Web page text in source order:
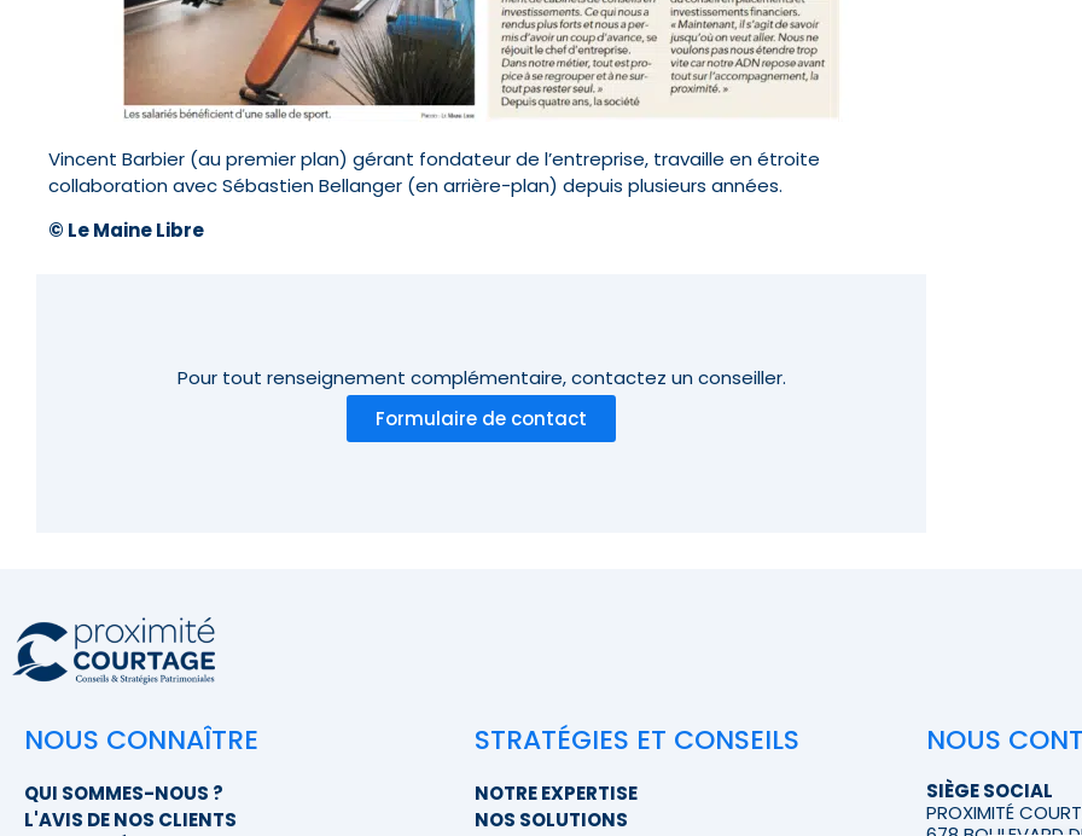
Vincent Barbier (au premier plan) gérant fondateur de l’entreprise, travaille en étroite
collaboration avec Sébastien Bellanger (en arrière-plan) depuis plusieurs années.
© Le Maine Libre
Pour tout renseignement complémentaire,contactez un conseiller.
Formulaire de contact
NOUS CONNAÎTRE
QUI SOMMES-NOUS ?
L'AVIS DE NOS CLIENTS
STRATÉGIES ET CONSEILS
NOTRE EXPERTISE
NOS SOLUTIONS
NOUS
SIÈGE SOCIAL
PROXIMITÉ